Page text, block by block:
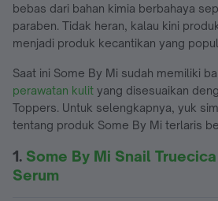
bebas dari bahan kimia berbahaya
paraben. Tidak heran, kalau kini
menjadi produk kecantikan yang
Saat ini Some By Mi sudah memiliki
perawatan kulit yang disesuaikan
Toppers. Untuk selengkapnya, yuk
tentang produk Some By Mi terlaris
1. Some By Mi Snail
Serum